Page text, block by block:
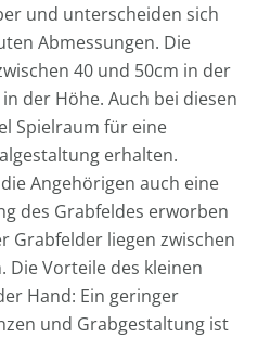
und unterscheiden sich
Abmessungen. Die
40 und 50cm in der
der Höhe. Auch bei diesen
Spielraum für eine
erhalten.
Angehörigen auch eine
des Grabfeldes erworben
Grabfelder liegen zwischen
Die Vorteile des kleinen
Hand: Ein geringer
und Grabgestaltung ist